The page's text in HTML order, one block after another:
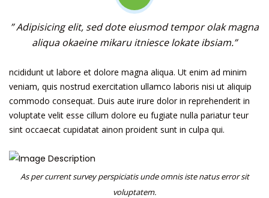
” Adipisicing elit, sed dote eiusmod tempor olak magna
aliqua okaeine mikaru itniesce lokate ibsiam.”
ncididunt ut labore et dolore magna aliqua. Ut enim ad minim
veniam, quis nostrud exercitation ullamco laboris nisi ut aliquip
commodo consequat. Duis aute irure dolor in reprehenderit in
voluptate velit esse cillum dolore eu fugiate nulla pariatur teur
sint occaecat cupidatat ainon proident sunt in culpa qui.
As per current survey perspiciatis unde omnis iste natus error sit
voluptatem.